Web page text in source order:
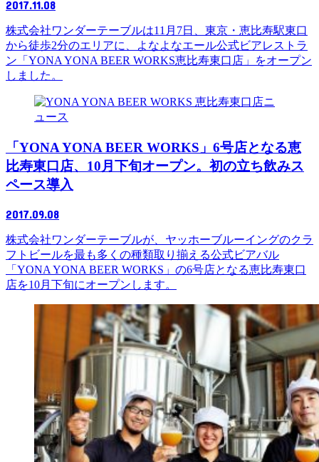
2017.11.08
株式会社ワンダーテーブルは11月7日、東京・恵比寿駅東口
から徒歩2分のエリアに、よなよなエール公式ビアレストラ
ン「YONA YONA BEER WORKS恵比寿東口店」をオープン
しました。
ニ
ュース
「YONA YONA BEER WORKS」6号店となる恵
比寿東口店、10月下旬オープン。初の立ち飲みス
ペース導入
2017.09.08
株式会社ワンダーテーブルが、ヤッホーブルーイングのクラ
フトビールを最も多くの種類取り揃える公式ビアバル
「YONA YONA BEER WORKS」の6号店となる恵比寿東口
店を10月下旬にオープンします。